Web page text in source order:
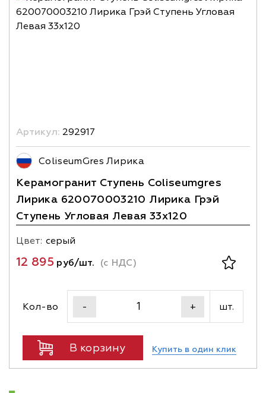
Артикул: 292917
ColiseumGres Лирика
Керамогранит Ступень Coliseumgres
Лирика 620070003210 Лирика Грэй
Ступень Угловая Левая 33x120
Цвет: серый
12 895руб/шт. (с НДС)
Кол-во - + шт.
В корзину Купить в один клик